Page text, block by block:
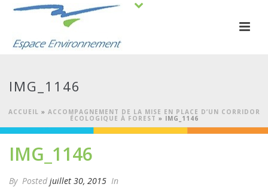
IMG_1146
ACCUEIL » ACCOMPAGNEMENT DE LA MISE EN PLACE D’UN CORRIDOR
ÉCOLOGIQUE À FOREST » IMG_1146
IMG_1146
By Posted juillet 30, 2015 In